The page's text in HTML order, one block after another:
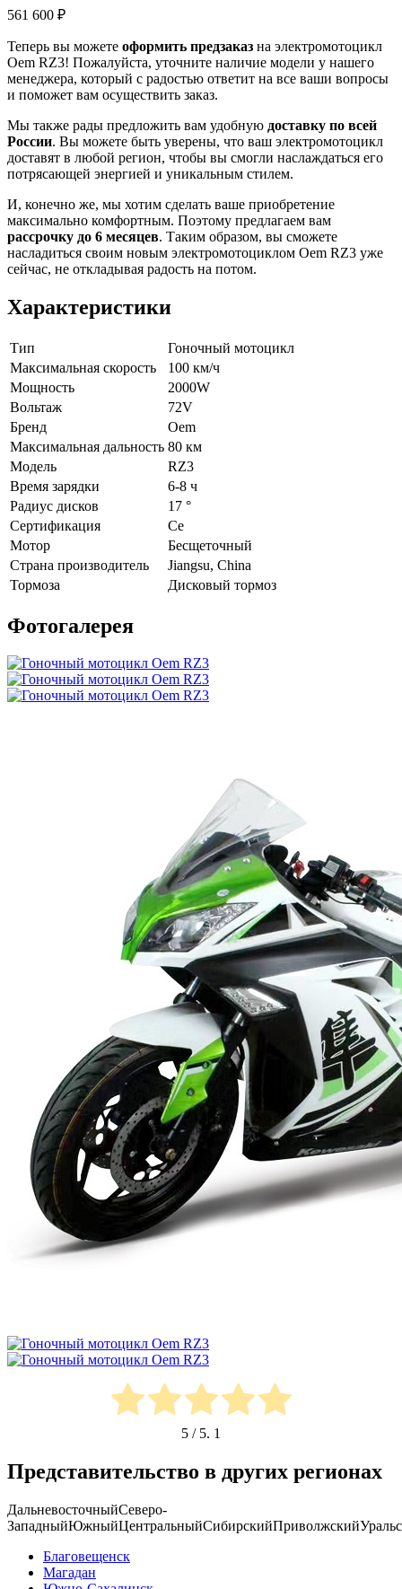
561 600 ₽
Теперь вы можете оформить предзаказ на электромотоцикл
Oem RZ3! Пожалуйста, уточните наличие модели у нашего
менеджера, который с радостью ответит на все ваши вопросы
и поможет вам осуществить заказ.
Мы также рады предложить вам удобную доставку по всей
России. Вы можете быть уверены, что ваш электромотоцикл
доставят в любой регион, чтобы вы смогли наслаждаться его
потрясающей энергией и уникальным стилем.
И, конечно же, мы хотим сделать ваше приобретение
максимально комфортным. Поэтому предлагаем вам
рассрочку до 6 месяцев. Таким образом, вы сможете
насладиться своим новым электромотоциклом Oem RZ3 уже
сейчас, не откладывая радость на потом.
Характеристики
Тип
Гоночный мотоцикл
Максимальная скорость
100 км/ч
Мощность
2000W
Вольтаж
72V
Бренд
Oem
Максимальная дальность 80 км
Модель
RZ3
Время зарядки
6-8 ч
Радиус дисков
17 °
Сертификация
Ce
Мотор
Бесщеточный
Страна производитель
Jiangsu, China
Тормоза
Дисковый тормоз
Фотогалерея
5 / 5. 1
Представительство в других регионах
ДальневосточныйСеверо-
ЗападныйЮжныйЦентральныйСибирскийПриволжский
Благовещенск
Магадан